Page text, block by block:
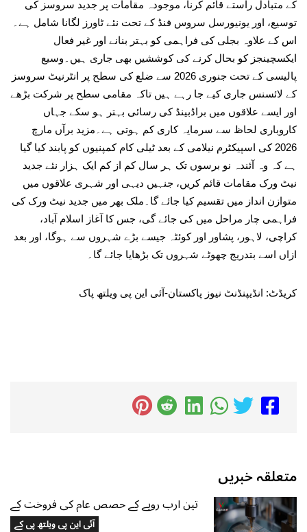
کے متبادل راستے قائم کرنا، موجودہ مقامات پر جدید سروسز کی
توسیع، اور یونیورسل سروس فنڈ کے تحت نئے ٹاورز لگانا شامل ہے۔
اس کے علاوہ بجلی کی فراہمی کو بہتر بنانے اور غیر فعال
ایکسچینجز کو بحال کرنے کی کوششیں بھی جاری ہیں۔وسیع
پالیسی کے تحت جنوری 2026 سے ضلع کی سطح پر انٹرنیٹ سروسز
کے لائسنس جاری کیے جا رہے ہیں تاکہ مقامی سطح پر شرکت بڑھے
اور ایسے علاقوں میں براڈبینڈ کی رسائی بہتر ہو سکے جہاں
کاروباری لحاظ سے سرمایہ کاری کم ہوتی ہے۔مزید برآں مارچ
2026 کی اسپیکٹرم نیلامی کے بعد ٹیلی کام کمپنیوں کو پابند کیا گیا
ہے کہ وہ آئندہ نو برسوں تک ہر سال کم از کم ایک ہزار نئے جدید
نیٹ ورک مقامات قائم کریں، جنہیں دیہی اور شہری علاقوں میں
متوازن انداز میں تقسیم کیا جائے گا۔ملک بھر میں جدید نیٹ ورک کی
فراہمی چار مراحل میں کی جائے گی، جس کا آغاز اسلام آباد،
کراچی، لاہور، پشاور اور کوئٹہ جیسے بڑے شہروں سے ہوگا، اور بعد
ازاں اسے بتدریج چھوٹے شہروں تک بڑھایا جائے گا۔
کریڈٹ: انڈیپنڈنٹ نیوز پاکستان-آئی این پی ویلتھ پاک
متعلقہ خبریں
تین ارب روپے کے حصص عام کی فروخت کے
بعد سلیکٹ ٹیکنالوجیز کی اصل آزمائش
آئی این پی ویلتھ پی کے